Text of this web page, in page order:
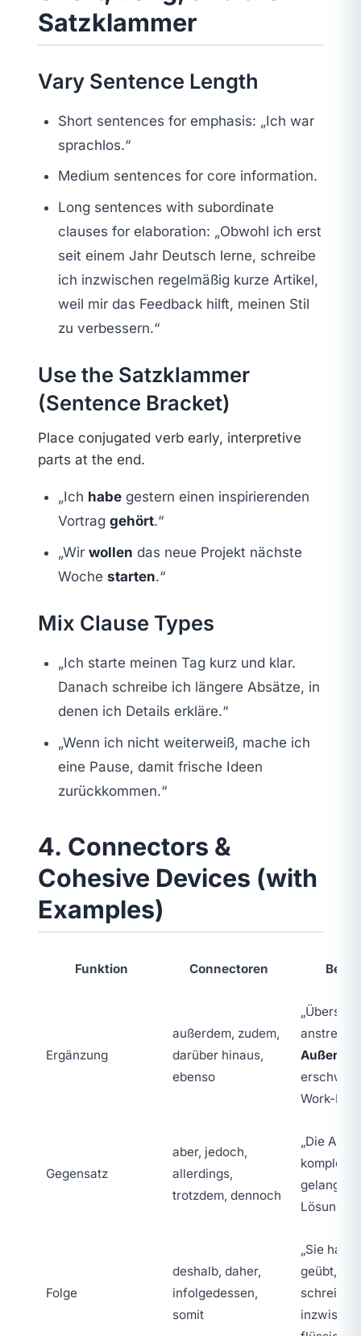
Satzklammer
Vary Sentence Length
Short sentences for emphasis: „Ich war
sprachlos.“
Medium sentences for core information.
Long sentences with subordinate
clauses for elaboration: „Obwohl ich erst
seit einem Jahr Deutsch lerne, schreibe
ich inzwischen regelmäßig kurze Artikel,
weil mir das Feedback hilft, meinen Stil
zu verbessern.“
Use the Satzklammer
(Sentence Bracket)
Place conjugated verb early, interpretive
parts at the end.
„Ich habe gestern einen inspirierenden
Vortraggehört.“
„Wirwollen das neue Projekt nächste
Wochestarten.“
Mix Clause Types
„Ich starte meinen Tag kurz und klar.
Danach schreibe ich längere Absätze, in
denen ich Details erkläre.“
„Wenn ich nicht weiterweiß, mache ich
eine Pause, damit frische Ideen
zurückkommen.“
4. Connectors &
Cohesive Devices (with
Examples)
Funktion Connectoren
Ergänzung
außerdem, zudem,
darüber hinaus,
ebenso
Work-
Gegensatz
aber, jedoch,
allerdings,
trotzdem, dennoch
„Die
komplex,
gelang
Lösung.“
Folge
deshalb, daher,
infolgedessen,
somit
„Sie hat
geübt,
schreibt